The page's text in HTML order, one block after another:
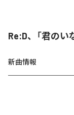
Re:D、「君の
新曲情報